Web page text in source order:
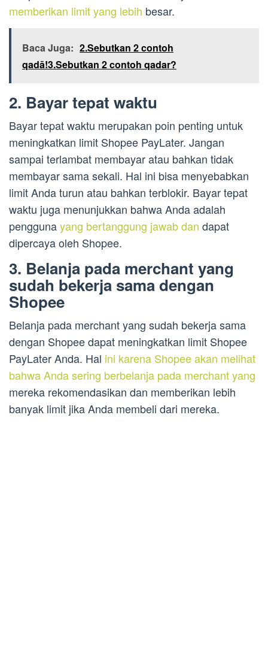
memberikan limit yang lebih besar.
Baca Juga: 2.Sebutkan 2 contoh
qadā!3.Sebutkan 2 contoh qadar?
2. Bayar tepat waktu
Bayar tepat waktu merupakan poin penting untuk
meningkatkan limit Shopee PayLater. Jangan
sampai terlambat membayar atau bahkan tidak
membayar sama sekali. Hal ini bisa menyebabkan
limit Anda turun atau bahkan terblokir. Bayar tepat
waktu juga menunjukkan bahwa Anda adalah
penggunayang bertanggung jawab dan dapat
dipercaya oleh Shopee.
3. Belanja pada merchant yang
sudah bekerja sama dengan
Shopee
Belanja pada merchant yang sudah bekerja sama
dengan Shopee dapat meningkatkan limit Shopee
PayLater Anda. Hal ini karena Shopee akan melihat
bahwa Anda sering berbelanja pada merchant yang
mereka rekomendasikan dan memberikan lebih
banyak limit jika Anda membeli dari mereka.